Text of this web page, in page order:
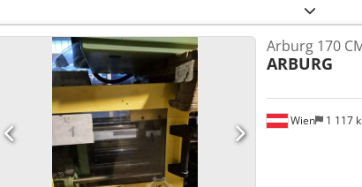
[mm]: 900 Aizspiešanas plāksnes augstums [mm]:
Atvērto stieņu attālums vertikāli [mm]: 630 Centrēšanas
augstums [mm]: 400 Maksimālais
Maksimālais atvēršanas attālums [mm]: 600
rotējošais galds: rotējošais galds (Drehteller)
vītne [M]: 20 Maksimālais instrumenta svars [kg]: 2
[kg]: 2 500 Skrūves diametrs [mm]: EE1:30, EE2:25,
EE2:59, EE3:58 Moduļu izvietojums: EE1: horizontāls,
kodolvilcējs, robots Apskate ir iespējama jebkurā laikā
(Butzbach). - - - - - - - - - - - - - - - - - - - - - - - - - - -
Wien 1 117
Arburg 170
ARBURG